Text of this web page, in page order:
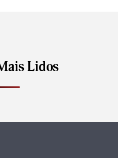
Lidos